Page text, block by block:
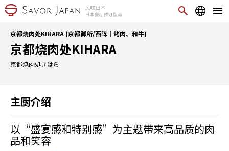
京都烧肉处KIHARA (京都御所/西阵｜烤肉、和牛)
京都烧肉处KIHARA
京都焼肉処きはら
主厨介绍
以“盛宴感和特别感”为主题带来高品质的肉
品和笑容